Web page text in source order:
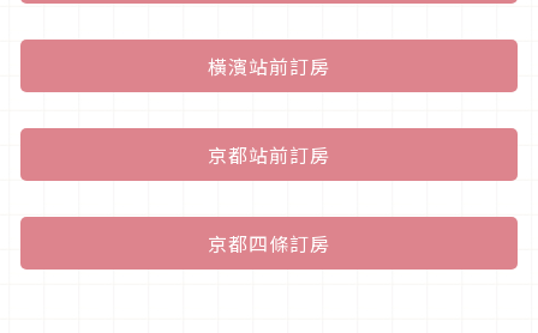
橫濱站前訂房
京都站前訂房
京都四條訂房